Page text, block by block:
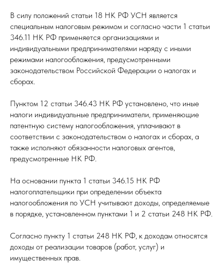
В силу положений статьи 18 НК РФ УСН является
специальным налоговым режимом и согласно части 1 статьи
346.11 НК РФ применяется организациями и
индивидуальными предпринимателями наряду с иными
режимами налогообложения, предусмотренными
законодательством Российской Федерации о налогах и
сборах.
Пунктом 12 статьи 346.43 НК РФ установлено, что иные
налоги индивидуальные предприниматели, применяющие
патентную систему налогообложения, уплачивают в
соответствии с законодательством о налогах и сборах, а
также исполняют обязанности налоговых агентов,
предусмотренные НК РФ.
На основании пункта 1 статьи 346.15 НК РФ
налогоплательщики при определении объекта
налогообложения по УСН учитывают доходы, определяемые
в порядке, установленном пунктами 1 и 2 статьи 248 НК РФ.
Согласно пункту 1 статьи 248 НК РФ, к доходам относятся
доходы от реализации товаров (работ, услуг) и
имущественных прав.